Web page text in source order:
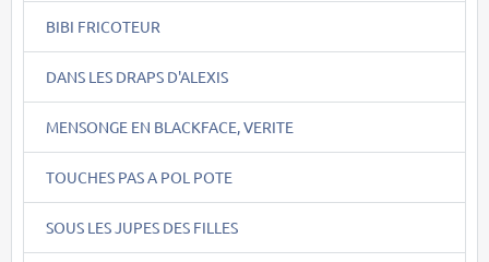
BIBI FRICOTEUR
DANS LES DRAPS D'ALEXIS
MENSONGE EN BLACKFACE, VERITE
TOUCHES PAS A POL POTE
SOUS LES JUPES DES FILLES